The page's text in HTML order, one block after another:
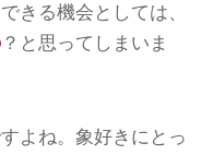
きる機会としては、
？と思ってしまいま
よね。象好きにとっ